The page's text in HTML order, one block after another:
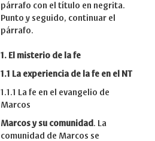
párrafo con el título en negrita.
Punto y seguido, continuar el
párrafo.
1. El misterio de la fe
1.1 La experiencia de la fe en el NT
1.1.1 La fe en el evangelio de
Marcos
Marcos y su comunidad. La
comunidad de Marcos se